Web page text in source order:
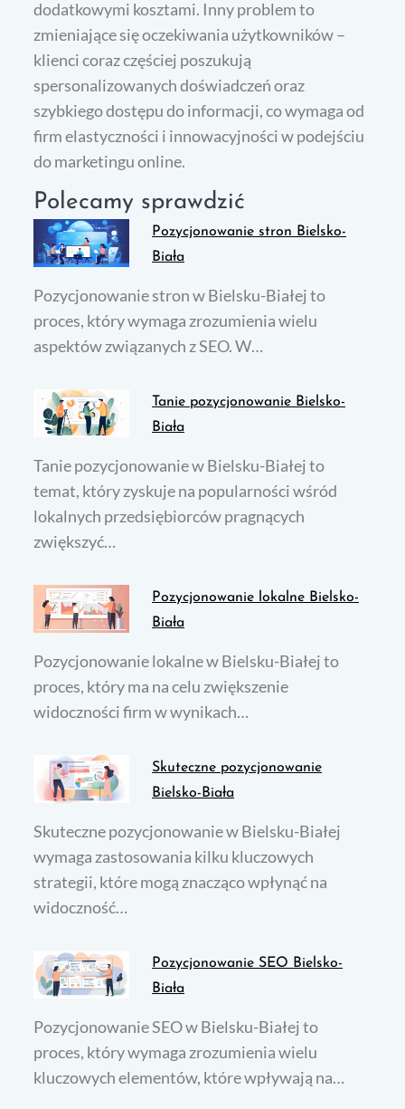
dodatkowymi kosztami. Inny problem to
zmieniające się oczekiwania użytkowników –
klienci coraz częściej poszukują
spersonalizowanych doświadczeń oraz
szybkiego dostępu do informacji, co wymaga od
firm elastyczności i innowacyjności w podejściu
do marketingu online.
Polecamy sprawdzić
Pozycjonowanie stron Bielsko-
Biała
Pozycjonowanie stron w Bielsku-Białej to
proces, który wymaga zrozumienia wielu
aspektów związanych z SEO. W…
Tanie pozycjonowanie Bielsko-
Biała
Tanie pozycjonowanie w Bielsku-Białej to
temat, który zyskuje na popularności wśród
lokalnych przedsiębiorców pragnących
zwiększyć…
Pozycjonowanie lokalne Bielsko-
Biała
Pozycjonowanie lokalne w Bielsku-Białej to
proces, który ma na celu zwiększenie
widoczności firm w wynikach…
Skuteczne pozycjonowanie
Bielsko-Biała
Skuteczne pozycjonowanie w Bielsku-Białej
wymaga zastosowania kilku kluczowych
strategii, które mogą znacząco wpłynąć na
widoczność…
Pozycjonowanie SEO Bielsko-
Biała
Pozycjonowanie SEO w Bielsku-Białej to
proces, który wymaga zrozumienia wielu
kluczowych elementów, które wpływają na…